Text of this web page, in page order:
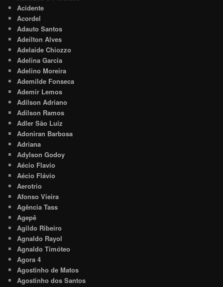
Acidente
Acordel
Adauto Santos
Adeilton Alves
Adelaide Chiozzo
Adelina Garcia
Adelino Moreira
Ademilde Fonseca
Ademir Lemos
Adilson Adriano
Adilson Ramos
Adler São Luiz
Adoniran Barbosa
Adriana
Adylson Godoy
Aécio Flavio
Aécio Flávio
Aerotrio
Afonso Vieira
Agência Tass
Agepê
Agildo Ribeiro
Agnaldo Rayol
Agnaldo Timóteo
Agora 4
Agostinho de Matos
Agostinho dos Santos